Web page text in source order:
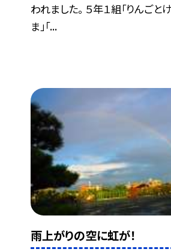
われました。 ５年１組「りんごと
ま」「...
雨上がりの空に虹が！